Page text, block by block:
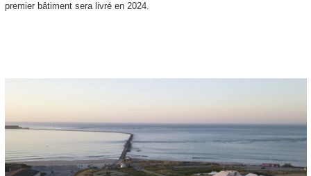
premier bâtiment sera livré en 2024.